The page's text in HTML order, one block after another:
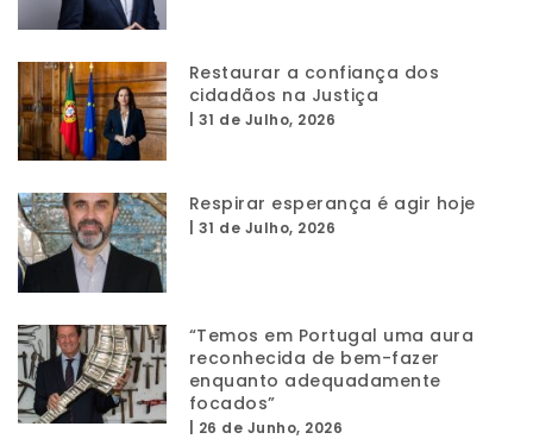
Restaurar a confiança dos
cidadãos na Justiça
31 de Julho, 2026
Respirar esperança é agir hoje
31 de Julho, 2026
“Temos em Portugal uma aura
reconhecida de bem-fazer
enquanto adequadamente
focados”
26 de Junho, 2026